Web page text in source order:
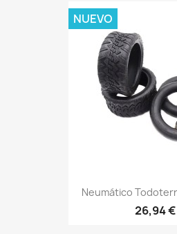
Neumático
26,94 €
NUEVO